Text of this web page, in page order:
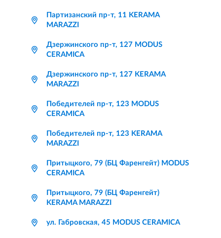
Партизанский пр-т, 11 KERAMA
MARAZZI
Дзержинского пр-т, 127 MODUS
CERAMICA
Дзержинского пр-т, 127 KERAMA
MARAZZI
Победителей пр-т, 123 MODUS
CERAMICA
Победителей пр-т, 123 KERAMA
MARAZZI
Притыцкого, 79 (БЦ Фаренгейт) MODUS
CERAMICA
Притыцкого, 79 (БЦ Фаренгейт)
KERAMA MARAZZI
ул. Габровская, 45 MODUS CERAMICA